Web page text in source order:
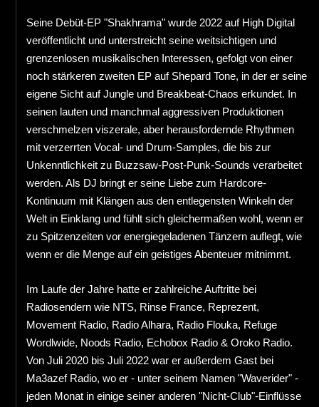
Seine Debüt-EP "Shakhrama" wurde 2022 auf High Digital
veröffentlicht und unterstreicht seine weitsichtigen und
grenzenlosen musikalischen Interessen, gefolgt von einer
noch stärkeren zweiten EP auf Shepard Tone, in der er seine
eigene Sicht auf Jungle und Breakbeat-Chaos erkundet. In
seinen lauten und manchmal aggressiven Produktionen
verschmelzen viszerale, aber herausfordernde Rhythmen
mit verzerrten Vocal- und Drum-Samples, die bis zur
Unkenntlichkeit zu Buzzsaw-Post-Punk-Sounds verarbeitet
werden. Als DJ bringt er seine Liebe zum Hardcore-
Kontinuum mit Klängen aus den entlegensten Winkeln der
Welt in Einklang und fühlt sich gleichermaßen wohl, wenn er
zu Spitzenzeiten vor energiegeladenen Tänzern auflegt, wie
wenn er die Menge auf ein geistiges Abenteuer mitnimmt.
Im Laufe der Jahre hatte er zahlreiche Auftritte bei
Radiosendern wie NTS, Rinse France, Reprezent,
Movement Radio, Radio Alhara, Radio Flouka, Refuge
Wordlwide, Noods Radio, Echobox Radio & Oroko Radio.
Von Juli 2020 bis Juli 2022 war er außerdem Gast bei
Ma3azef Radio, wo er - unter seinem Namen "Waverider" -
jeden Monat in einige seiner anderen "Nicht-Club"-Einflüsse